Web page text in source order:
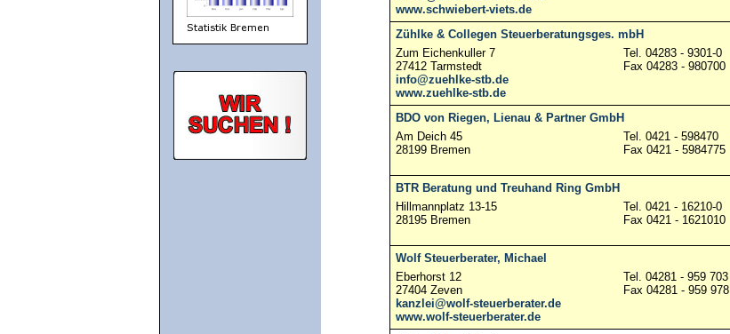
www.schwiebert-viets.de
Zühlke & Collegen Steuerberatungsges. mbH
Zum Eichenkuller 7
27412 Tarmstedt
info@zuehlke-stb.de
www.zuehlke-stb.de
Tel. 04283 - 9301-0
Fax 04283 - 980700
BDO von Riegen, Lienau & Partner GmbH
Am Deich 45
28199 Bremen
Tel. 0421 - 598470
Fax 0421 - 5984775
BTR Beratung und Treuhand Ring GmbH
Hillmannplatz 13-15
28195 Bremen
Tel. 0421 - 16210-0
Fax 0421 - 1621010
Wolf Steuerberater, Michael
Eberhorst 12
27404 Zeven
kanzlei@wolf-steuerberater.de
www.wolf-steuerberater.de
Tel. 04281 - 959 703
Fax 04281 - 959 978